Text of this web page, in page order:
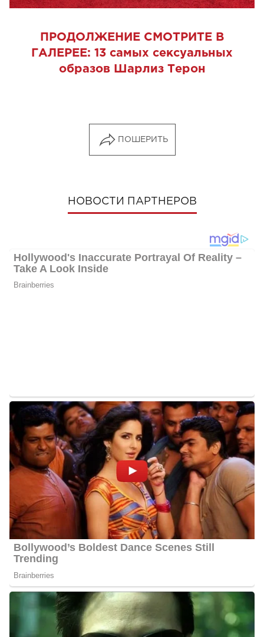
ПРОДОЛЖЕНИЕ СМОТРИТЕ В
ГАЛЕРЕЕ: 13 самых сексуальных
образов Шарлиз Терон
ПОШЕРИТЬ
НОВОСТИ ПАРТНЕРОВ